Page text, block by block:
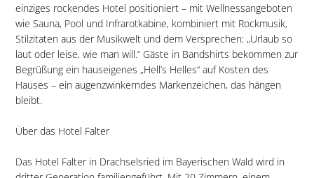
einziges rockendes Hotel positioniert – mit Wellnessangeboten
wie Sauna, Pool und Infrarotkabine, kombiniert mit Rockmusik,
Stilzitaten aus der Musikwelt und dem Versprechen: „Urlaub so
laut oder leise, wie man will.“ Gäste in Bandshirts bekommen zur
Begrüßung ein hauseigenes „Hell’s Helles“ auf Kosten des
Hauses – ein augenzwinkerndes Markenzeichen, das hängen
bleibt.
Über das Hotel Falter
Das Hotel Falter in Drachselsried im Bayerischen Wald wird in